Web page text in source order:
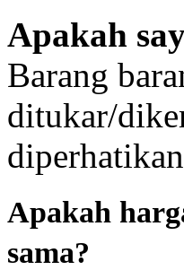
Apakah
Barang
ditukar/
Apakah
sama?